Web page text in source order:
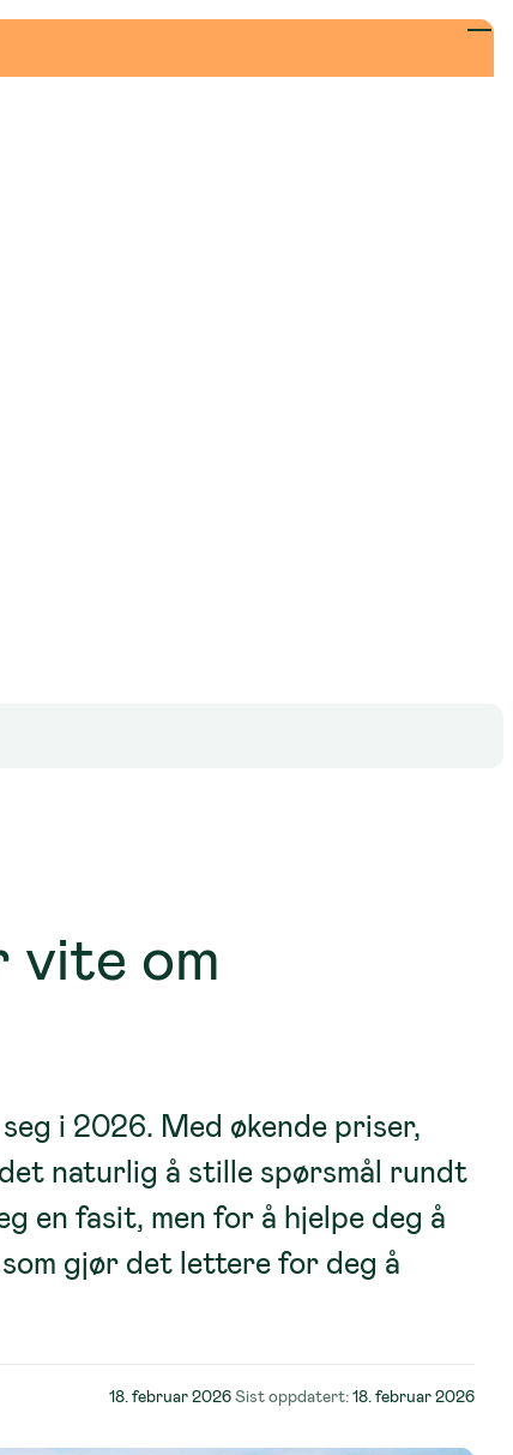
vite om
i 2026. Med økende priser,
naturlig å stille spørsmål rundt
en fasit, men for å hjelpe deg å
gjør det lettere for deg å
Lagt
18. februar 2026Sist oppdatert:18. februar 2026